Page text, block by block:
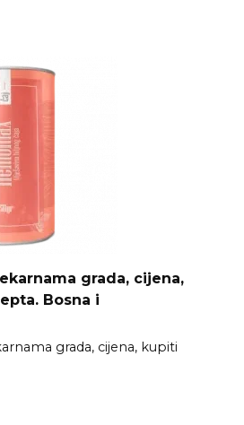
grada, cijena,
Bosna i
grada, cijena, kupiti